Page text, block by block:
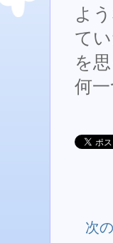
よ
て
を
何
次